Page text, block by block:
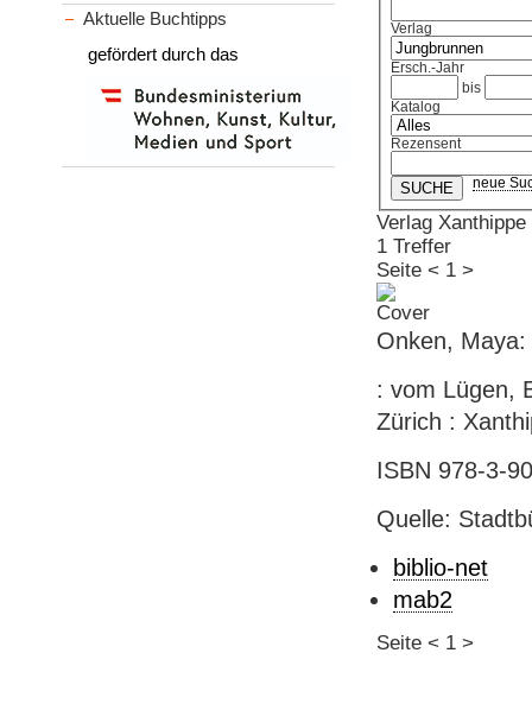
Verlag
Ersch.-Jahr
bis
Katalog
Rezensent
neue
Verlag Xanthippe
1 Treffer
Seite < 1 >
Onken,
: vom Lügen,
Zürich :
ISBN 978-3-
Quelle:
biblio-net
mab2
Seite < 1 >
Aktuelle Buchtipps
gefördert durch das